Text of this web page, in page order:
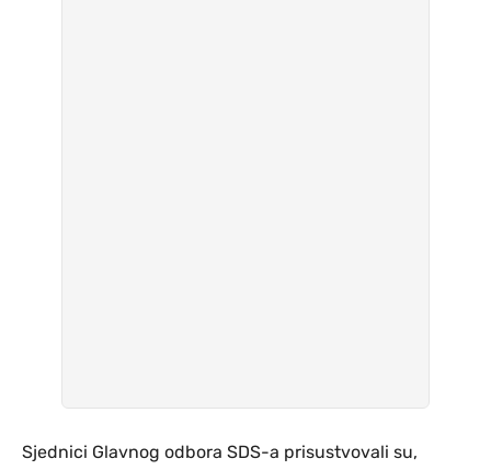
Sjednici Glavnog odbora SDS-a prisustvovali su,